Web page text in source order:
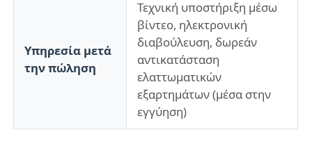
Τμήματα ATM Diebold
Ανταλλακτικά NCR ATM
Υπηρεσία μετά
την πώληση
Τεχνική υποστήριξη μέσω
βίντεο, ηλεκτρονική
διαβούλευση, δωρεάν
αντικατάσταση
ελαττωματικών
εξαρτημάτων (μέσα στην
εγγύηση)